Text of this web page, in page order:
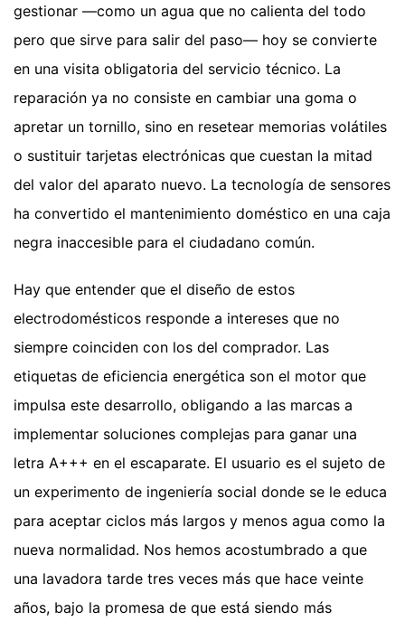
gestionar —como un agua que no calienta del todo
pero que sirve para salir del paso— hoy se convierte
en una visita obligatoria del servicio técnico. La
reparación ya no consiste en cambiar una goma o
apretar un tornillo, sino en resetear memorias volátiles
o sustituir tarjetas electrónicas que cuestan la mitad
del valor del aparato nuevo. La tecnología de sensores
ha convertido el mantenimiento doméstico en una caja
negra inaccesible para el ciudadano común.
Hay que entender que el diseño de estos
electrodomésticos responde a intereses que no
siempre coinciden con los del comprador. Las
etiquetas de eficiencia energética son el motor que
impulsa este desarrollo, obligando a las marcas a
implementar soluciones complejas para ganar una
letra A+++ en el escaparate. El usuario es el sujeto de
un experimento de ingeniería social donde se le educa
para aceptar ciclos más largos y menos agua como la
nueva normalidad. Nos hemos acostumbrado a que
una lavadora tarde tres veces más que hace veinte
años, bajo la promesa de que está siendo más